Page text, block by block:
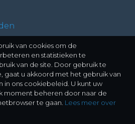
van cookies om de
en statistieken te
van de site. Door gebruik te
gaat u akkoord met het gebruik van
in ons cookiebeleid. U kunt uw
moment beheren door naar de
te gaan. Lees meer over